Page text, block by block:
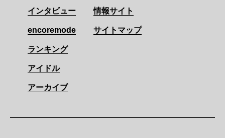
インタビュー
encoremode
ランキング
アイドル
アーカイブ
情報サイト
サイトマップ